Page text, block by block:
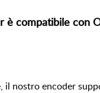
è compatibile con
il nostro encoder